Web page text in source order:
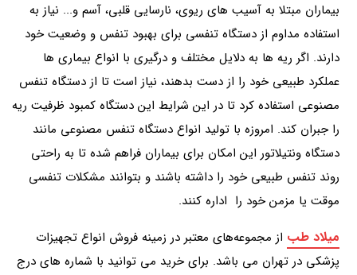
بیماران مبتلا به آسیب های ریوی، نارسایی قلبی، آسم و... نیاز به
استفاده مداوم از دستگاه تنفسی برای بهبود تنفس و وضعیت خود
دارند. اگر ریه ها به دلایل مختلف و درگیری با انواع بیماری ها
عملکرد طبیعی خود را از دست بدهند، نیاز است تا از دستگاه تنفس
مصنوعی استفاده کرد تا در این شرایط این دستگاه کمبود ظرفیت ریه
را جبران کند. امروزه با تولید انواع دستگاه تنفس مصنوعی مانند
دستگاه ونتیلاتور این امکان برای بیماران فراهم شده تا به راحتی
روند تنفس طبیعی خود را داشته باشند و بتوانند مشکلات تنفسی
موقت یا مزمن خود را اداره کنند.
میلاد طب از مجموعه‌های معتبر در زمینه فروش انواع تجهیزات
پزشکی در تهران می باشد. برای خرید می توانید با شماره های درج